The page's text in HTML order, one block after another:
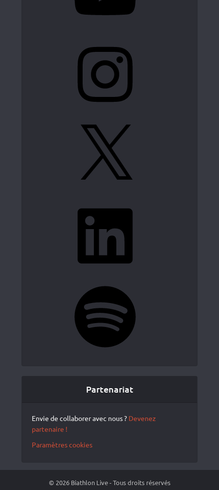
Partenariat
Envie de collaborer avec nous ? Devenez
partenaire !
Paramètres cookies
© 2026 Biathlon Live - Tous droits réservés